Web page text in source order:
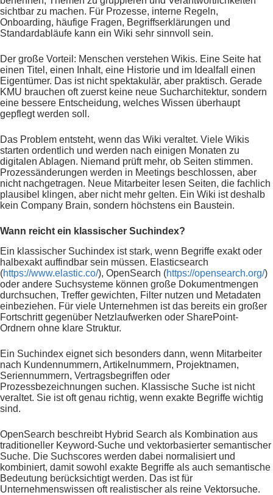
sichtbar zu machen. Für Prozesse, interne Regeln,
Onboarding, häufige Fragen, Begriffserklärungen und
Standardabläufe kann ein Wiki sehr sinnvoll sein.
Der große Vorteil: Menschen verstehen Wikis. Eine Seite hat
einen Titel, einen Inhalt, eine Historie und im Idealfall einen
Eigentümer. Das ist nicht spektakulär, aber praktisch. Gerade
KMU brauchen oft zuerst keine neue Sucharchitektur, sondern
eine bessere Entscheidung, welches Wissen überhaupt
gepflegt werden soll.
Das Problem entsteht, wenn das Wiki veraltet. Viele Wikis
starten ordentlich und werden nach einigen Monaten zu
digitalen Ablagen. Niemand prüft mehr, ob Seiten stimmen.
Prozessänderungen werden in Meetings beschlossen, aber
nicht nachgetragen. Neue Mitarbeiter lesen Seiten, die fachlich
plausibel klingen, aber nicht mehr gelten. Ein Wiki ist deshalb
kein Company Brain, sondern höchstens ein Baustein.
Wann reicht ein klassischer Suchindex?
Ein klassischer Suchindex ist stark, wenn Begriffe exakt oder
halbexakt auffindbar sein müssen. Elasticsearch
(https://www.elastic.co/), OpenSearch (https://opensearch.org/)
oder andere Suchsysteme können große Dokumentmengen
durchsuchen, Treffer gewichten, Filter nutzen und Metadaten
einbeziehen. Für viele Unternehmen ist das bereits ein großer
Fortschritt gegenüber Netzlaufwerken oder SharePoint-
Ordnern ohne klare Struktur.
Ein Suchindex eignet sich besonders dann, wenn Mitarbeiter
nach Kundennummern, Artikelnummern, Projektnamen,
Seriennummern, Vertragsbegriffen oder
Prozessbezeichnungen suchen. Klassische Suche ist nicht
veraltet. Sie ist oft genau richtig, wenn exakte Begriffe wichtig
sind.
OpenSearch beschreibt Hybrid Search als Kombination aus
traditioneller Keyword-Suche und vektorbasierter semantischer
Suche. Die Suchscores werden dabei normalisiert und
kombiniert, damit sowohl exakte Begriffe als auch semantische
Bedeutung berücksichtigt werden. Das ist für
Unternehmenswissen oft realistischer als reine Vektorsuche.